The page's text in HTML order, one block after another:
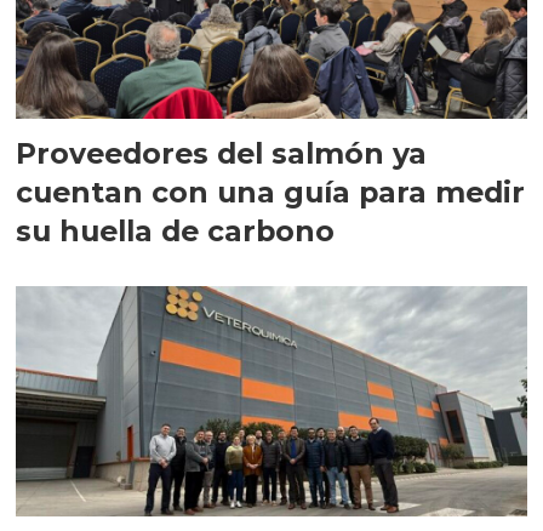
Proveedores del salmón ya
cuentan con una guía para medir
su huella de carbono